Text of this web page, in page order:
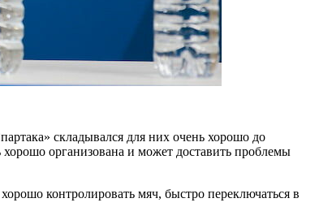
складывался для них очень хорошо до
организована и может доставить проблемы
контролировать мяч, быстро переключаться в